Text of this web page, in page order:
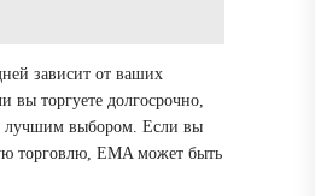
зависит от ваших
вы торгуете долгосрочно,
лучшим выбором. Если вы
торговлю, EMA может быть